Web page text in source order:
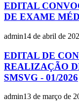
EDITAL
DE EXAME
admin14 de abril de
EDITAL DE
REALIZAÇÃO
SMSVG - 01/2026
admin13 de março de